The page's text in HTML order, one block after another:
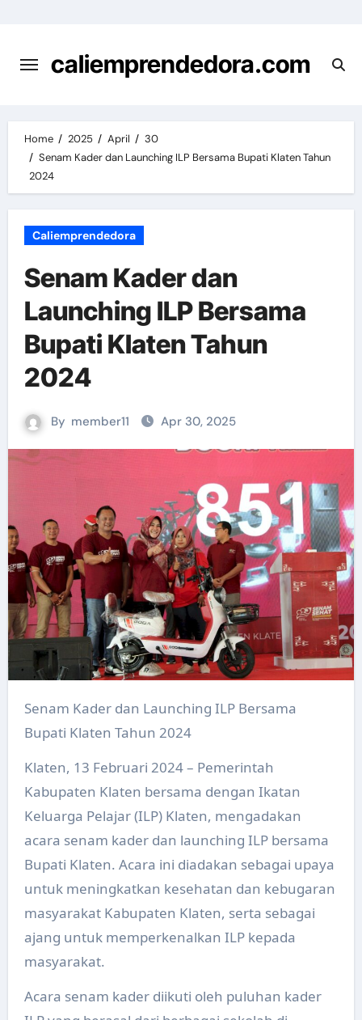
content
caliemprendedora.com
Home 2025 April
30
Senam Kader dan Launching ILP Bersama Bupati Klaten Tahun
2024
Caliemprendedora
Senam Kader dan
Launching ILP Bersama
Bupati Klaten Tahun
2024
By member11 Apr 30, 2025
Senam Kader dan Launching ILP Bersama
Bupati Klaten Tahun 2024
Klaten, 13 Februari 2024 – Pemerintah
Kabupaten Klaten bersama dengan Ikatan
Keluarga Pelajar (ILP) Klaten, mengadakan
acara senam kader dan launching ILP bersama
Bupati Klaten. Acara ini diadakan sebagai upaya
untuk meningkatkan kesehatan dan kebugaran
masyarakat Kabupaten Klaten, serta sebagai
ajang untuk memperkenalkan ILP kepada
masyarakat.
Acara senam kader diikuti oleh puluhan kader